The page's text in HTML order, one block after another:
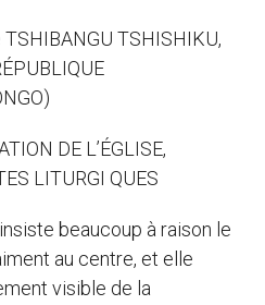
TSHISHIKU,
DE L’ÉGLISE,
LITURGI QUES
beaucoup à raison le
au centre, et elle
visible de la